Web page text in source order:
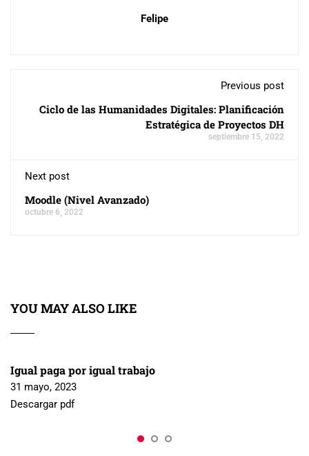
Felipe
Previous post
Ciclo de las Humanidades Digitales: Planificación
Estratégica de Proyectos DH
septiembre 15, 2022
Next post
Moodle (Nivel Avanzado)
octubre 6, 2022
YOU MAY ALSO LIKE
Igual paga por igual trabajo
31 mayo, 2023
Descargar pdf